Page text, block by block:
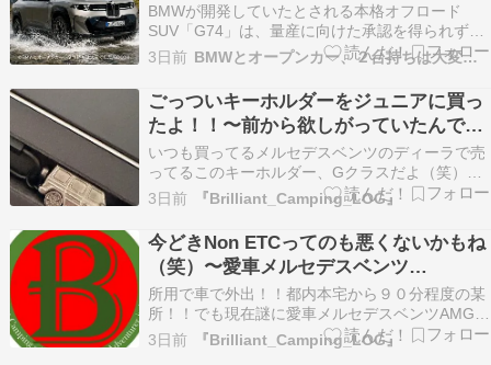
BMWが開発していたとされる本格オフロード
SUV「G74」は、量産に向けた承認を得られず、
計画が保留または中止方向になったとされていま
す。G74はX5 G65と関連する車体構造を使い、
メルセデス・ベンツGクラスやレンジローバーに
対抗するモデルとして2029年の生産開始が想定さ
れて…
3日前 BMWとオープンカー、２台持ちは大変でした/GOCCHI
ごっついキーホルダーをジュニアに買っ
たよ！！〜前から欲しがっていたんでね
（笑）
いつも買ってるメルセデスベンツのディーラで売
ってるこのキーホルダー、Gクラスだよ（笑）前
の愛車がG63だったが、あああの４０年振りのフ
ルモデルチェンジのやつね、まあそれももう売っ
てしまって、もう関連もないんだけどね（笑）同
じものを前に買って使ってたら、ジュニアがかっ
こいい欲しい…
3日前 『Brilliant_Camping_LOG』
今どきNon ETCってのも悪くないかもね
（笑）〜愛車メルセデスベンツ
AMG！！！
所用で車で外出！！都内本宅から９０分程度の某
所！！でも現在謎に愛車メルセデスベンツAMGた
ちが無い（泣）諸事業でね、なんでキャンピング
カー入れて車３台も持ってるのになんでだよって
3日前 『Brilliant_Camping_LOG』